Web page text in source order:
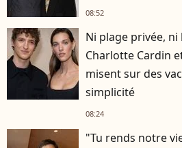
08:52
Ni plage privée,
Charlotte Cardin
misent sur des
simplicité
08:24
"Tu rends notre